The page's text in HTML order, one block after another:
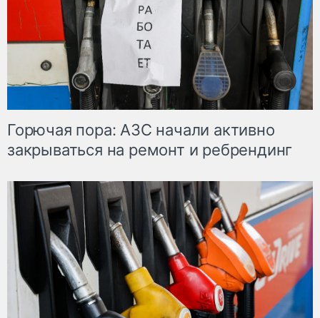
Горючая пора: АЗС начали активно
закрываться на ремонт и ребрендинг